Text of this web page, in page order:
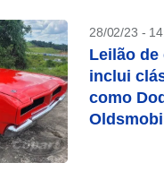
28/02/23 -
Leilão de
inclui
como